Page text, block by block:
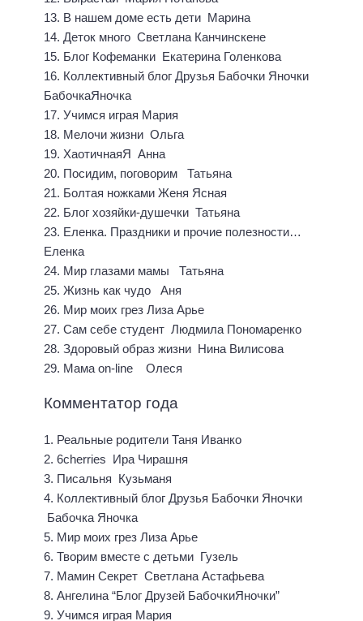
13. В нашем доме есть дети Марина
14. Деток много Светлана Канчинскене
15. Блог Кофеманки Екатерина Голенкова
16. Коллективный блог Друзья Бабочки Яночки
БабочкаЯночка
17. Учимся играя Мария
18. Мелочи жизни Ольга
19. ХаотичнаяЯ Анна
20. Посидим, поговорим Татьяна
21. Болтая ножками Женя Ясная
22. Блог хозяйки-душечки Татьяна
23. Еленка. Праздники и прочие полезности…
Еленка
24. Мир глазами мамы Татьяна
25. Жизнь как чудо Аня
26. Мир моих грез Лиза Арье
27. Сам себе студент Людмила Пономаренко
28. Здоровый образ жизни Нина Вилисова
29. Мама on-line Олеся
Комментатор года
1. Реальные родители Таня Иванко
2. 6cherries Ира Чирашня
3. Писальня Кузьманя
4. Коллективный блог Друзья Бабочки Яночки
Бабочка Яночка
5. Мир моих грез Лиза Арье
6. Творим вместе с детьми Гузель
7. Мамин Секрет Светлана Астафьева
8. Ангелина “Блог Друзей БабочкиЯночки”
9. Учимся играя Мария